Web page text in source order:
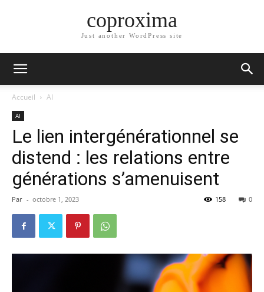
coproxima
Just another WordPress site
Accueil AI
AI
Le lien intergénérationnel se
distend : les relations entre
générations s’amenuisent
Par - octobre 1, 2023 0
158